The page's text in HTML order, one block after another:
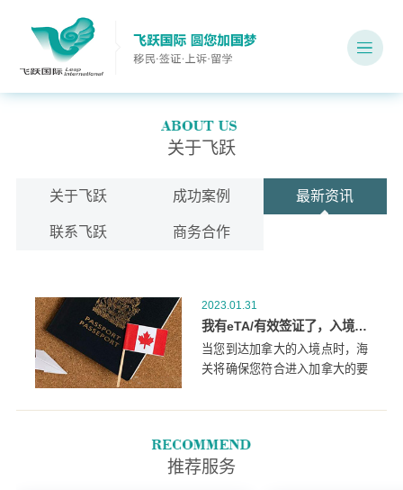
关于飞跃
关于飞跃 成功案例 最新资讯
联系飞跃 商务合作
2023.01.31
我有eTA/有效签证了，入境后会发生什么？
当您到达加拿大的入境点时，海
关将确保您符合进入加拿大的要
推荐服务